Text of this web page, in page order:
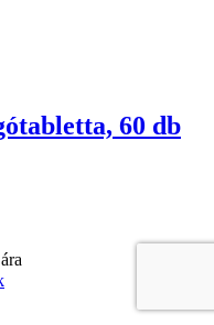
60 db